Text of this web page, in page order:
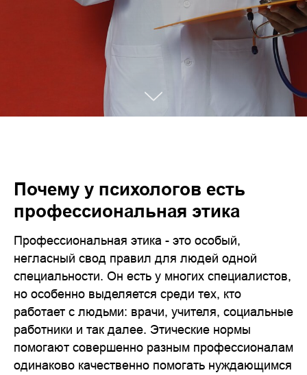
Почему у психологов есть
профессиональная этика
Профессиональная этика - это особый,
негласный свод правил для людей одной
специальности. Он есть у многих специалистов,
но особенно выделяется среди тех, кто
работает с людьми: врачи, учителя, социальные
работники и так далее. Этические нормы
помогают совершенно разным профессионалам
одинаково качественно помогать нуждающимся